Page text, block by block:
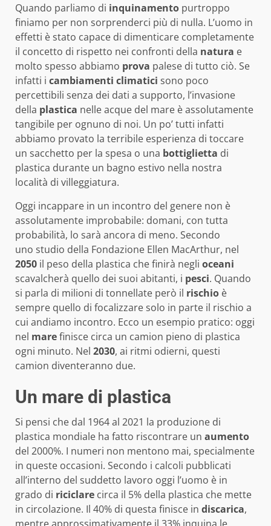
Quando parliamo di inquinamento purtroppo
finiamo per non sorprenderci più di nulla. L’uomo in
effetti è stato capace di dimenticare completamente
il concetto di rispetto nei confronti della natura e
molto spesso abbiamo prova palese di tutto ciò. Se
infatti i cambiamenti climatici sono poco
percettibili senza dei dati a supporto, l’invasione
della plastica nelle acque del mare è assolutamente
tangibile per ognuno di noi. Un po’ tutti infatti
abbiamo provato la terribile esperienza di toccare
un sacchetto per la spesa o una bottiglietta di
plastica durante un bagno estivo nella nostra
località di villeggiatura.
Oggi incappare in un incontro del genere non è
assolutamente improbabile: domani, con tutta
probabilità, lo sarà ancora di meno. Secondo
uno studio della Fondazione Ellen MacArthur, nel
2050 il peso della plastica che finirà negli oceani
scavalcherà quello dei suoi abitanti, i pesci. Quando
si parla di milioni di tonnellate però il rischio è
sempre quello di focalizzare solo in parte il rischio a
cui andiamo incontro. Ecco un esempio pratico: oggi
nel marefinisce circa un camion pieno di plastica
ogni minuto. Nel 2030, ai ritmi odierni, questi
camion diventeranno due.
Un mare di plastica
Si pensi che dal 1964 al 2021 la produzione di
plastica mondiale ha fatto riscontrare un aumento
del 2000%. I numeri non mentono mai, specialmente
in queste occasioni. Secondo i calcoli pubblicati
all’interno del suddetto lavoro oggi l’uomo è in
grado di riciclare circa il 5% della plastica che mette
in circolazione. Il 40% di questa finisce in discarica,
mentre approssimativamente il 33% inquina le